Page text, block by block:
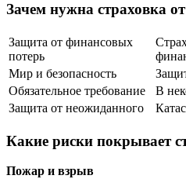
Зачем нужна страховка
Защита от финансовых
потерь
Мир и безопасность
Обязательное требование
В
Защита от неожиданного
Какие риски покрывает
Пожар и взрыв